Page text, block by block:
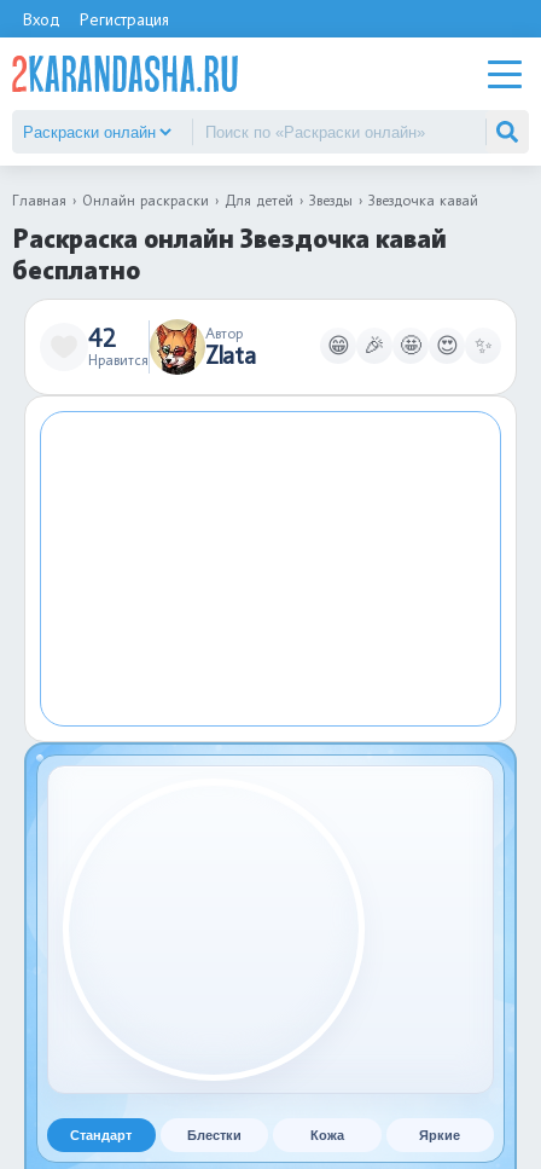
Вход Регистрация
Главная Онлайн раскраски Для детей Звезды Звездочка кавай
Раскраска онлайн Звездочка кавай
бесплатно
Стандарт Блестки Кожа Яркие
42
Нравится
Автор
Zlata 😁 🎉 🤩 😍 ✨